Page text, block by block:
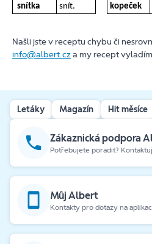
snítka
snít. kopeček
Našli jste v receptu chybu či
info@albert.cza my recept
Letáky Magazín Hit měsíce
Zákaznická podpora
Potřebujete poradit?
Můj Albert
Kontakty pro dotazy na